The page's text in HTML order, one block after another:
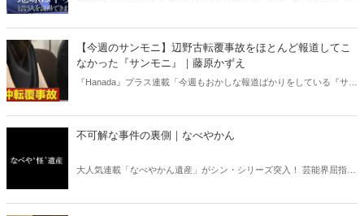
ある。元月刊『Hanada』編集部員のライター・梶原がお送りする時事
書評！
【今週のサンモニ】辺野古転覆事故をほとんど報道してこ
なかった『サンモニ』｜藤原かずえ
『Hanada』プラス連載「今週もおかしな報道ばかりをしている『サン
不可解な事件の裏側｜なべやかん
大人気連載「なべやかん遺産」がシン・シリーズ突入！ 芸能界屈指の